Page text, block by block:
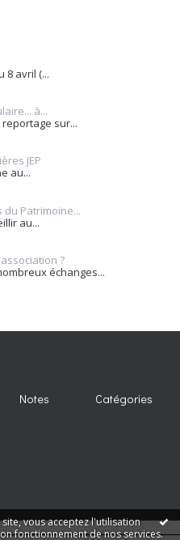
vous acceptez l'utilisation
fonctionnement de nos services.
8 avril (...
à...
sur...
JEP
au...
du Patrimoine...
au...
?
échanges...
Notes Catégories